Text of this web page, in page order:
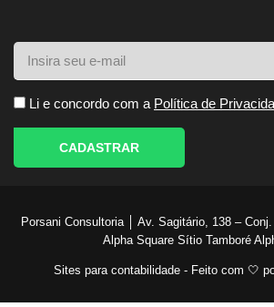
Li e concordo com a Política de
CADASTRAR
Porsani Consultoria │ Av. Sagitário, 138 –
Alpha Square Sítio Tamboré
Sites para contabilidade - Feito com 🤍